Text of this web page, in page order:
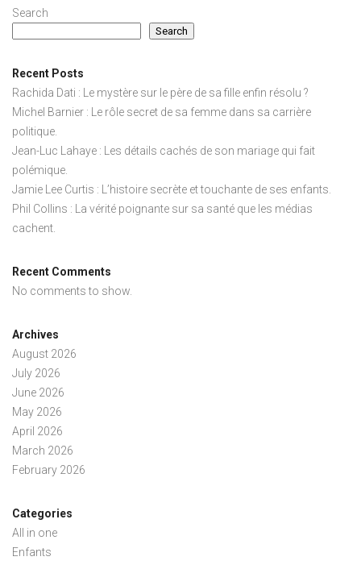
Search
Search
Recent Posts
Rachida Dati : Le mystère sur le père de sa fille enfin résolu ?
Michel Barnier : Le rôle secret de sa femme dans sa carrière
politique.
Jean-Luc Lahaye : Les détails cachés de son mariage qui fait
polémique.
Jamie Lee Curtis : L’histoire secrète et touchante de ses enfants.
Phil Collins : La vérité poignante sur sa santé que les médias
cachent.
Recent Comments
No comments to show.
Archives
August 2026
July 2026
June 2026
May 2026
April 2026
March 2026
February 2026
Categories
All in one
Enfants